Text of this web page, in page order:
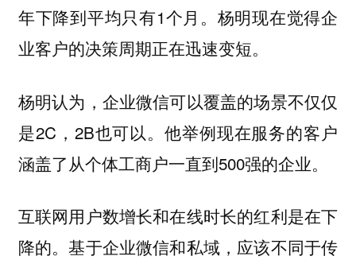
年下降到平均只有1个月。杨明现在觉得企
业客户的决策周期正在迅速变短。
杨明认为，企业微信可以覆盖的场景不仅仅
是2C，2B也可以。他举例现在服务的客户
涵盖了从个体工商户一直到500强的企业。
互联网用户数增长和在线时长的红利是在下
降的。基于企业微信和私域，应该不同于传